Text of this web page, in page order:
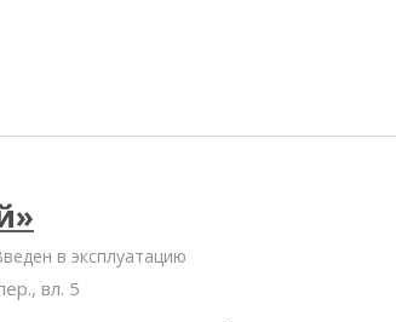
в эксплуатацию
вл. 5